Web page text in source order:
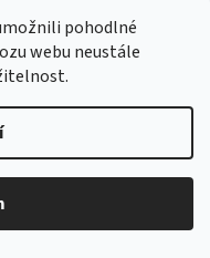
pohodlné
webu neustále
informace o nových
ochrany osobních údajů